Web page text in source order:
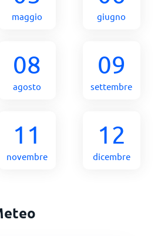
maggio giugno
08
agosto
09
settembre
11
novembre
12
dicembre